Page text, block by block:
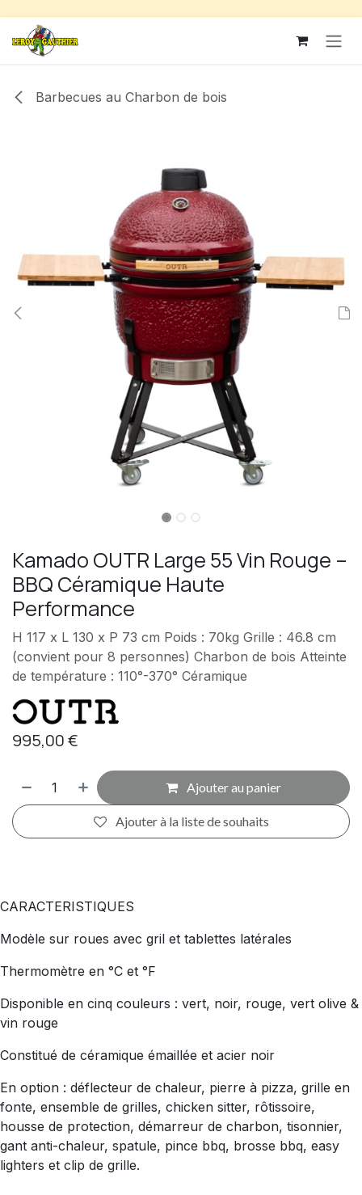
Se rendre au contenu
Barbecues au Charbon de bois
Kamado OUTR Large 55 Vin Rouge –
BBQ Céramique Haute
Performance
H 117 x L 130 x P 73 cm Poids : 70kg Grille : 46.8 cm
(convient pour 8 personnes) Charbon de bois Atteinte
de température : 110°-370° Céramique
995,00€
Ajouter au panier
Ajouter à la liste de souhaits
CARACTERISTIQUES
Modèle sur roues avec gril et tablettes latérales
Thermomètre en °C et °F
Disponible en cinq couleurs : vert, noir, rouge, vert olive &
vin rouge
Constitué de céramique émaillée et acier noir
En option : déflecteur de chaleur, pierre à pizza, grille en
fonte, ensemble de grilles, chicken sitter, rôtissoire,
housse de protection, démarreur de charbon, tisonnier,
gant anti-chaleur, spatule, pince bbq, brosse bbq, easy
lighters et clip de grille.